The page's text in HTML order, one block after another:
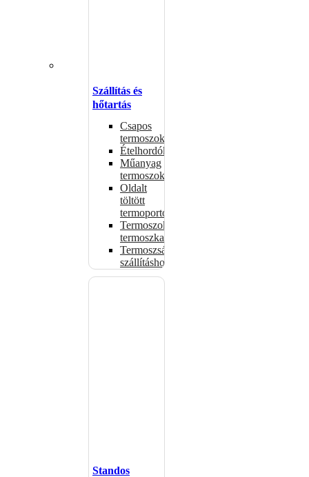
Szállítás és
hőtartás
Csapos
termoszok
Ételhordók
Műanyag
termoszok
Oldalt
töltött
termoportok
Termoszok,
termoszkannák
Termoszsákok
szállításhoz
Standos